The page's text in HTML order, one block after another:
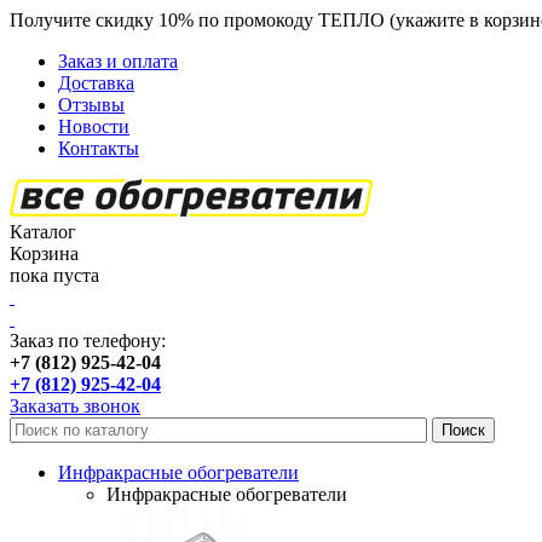
Получите скидку 10% по промокоду ТЕПЛО (укажите в
Заказ и оплата
Доставка
Отзывы
Новости
Контакты
Каталог
Корзина
пока пуста
Заказ по телефону:
+7 (812) 925-42-04
+7 (812) 925-42-04
Заказать звонок
Инфракрасные обогреватели
Инфракрасные обогреватели